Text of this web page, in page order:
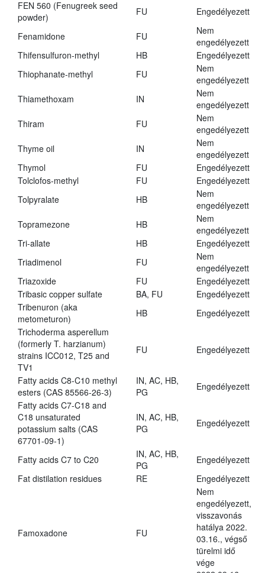
FEN 560 (Fenugreek seed
powder)
FU Engedélyezett
Fenamidone FU
Nem
engedélyezett
Thifensulfuron-methyl
HB
Engedélyezett
Thiophanate-methyl
FU
Nem
engedélyezett
Thiamethoxam
IN
Nem
engedélyezett
Thiram
FU
Nem
engedélyezett
Thyme oil
IN
Nem
engedélyezett
Thymol
FU
Engedélyezett
Tolclofos-methyl
FU
Engedélyezett
Tolpyralate
HB
Nem
engedélyezett
Topramezone
HB
Nem
engedélyezett
Tri-allate
HB
Engedélyezett
Triadimenol
FU
Nem
engedélyezett
Triazoxide
FU
Engedélyezett
Tribasic copper sulfate
BA, FU
Engedélyezett
Tribenuron (aka
metometuron)
HB
Engedélyezett
Trichoderma asperellum
(formerly T. harzianum)
strains ICC012, T25 and
TV1
FU Engedélyezett
Fatty acids C8-C10 methyl
esters (CAS 85566-26-3)
IN, AC, HB,
PG
Engedélyezett
Fatty acids C7-C18 and
C18 unsaturated
potassium salts (CAS
67701-09-1)
IN, AC, HB,
PG
Engedélyezett
Fatty acids C7 to C20
IN, AC, HB,
PG
Engedélyezett
Fat distilation residues
RE Engedélyezett
Famoxadone FU
Nem
engedélyezett,
visszavonás
hatálya 2022.
03.16., végső
türelmi idő
vége